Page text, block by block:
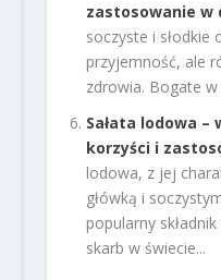
zastosowanie w
soczyste i
przyjemność, ale
zdrowia. Bogate w
Sałata lodowa –
korzyści i
lodowa, z jej
główką i
popularny
skarb w świecie...